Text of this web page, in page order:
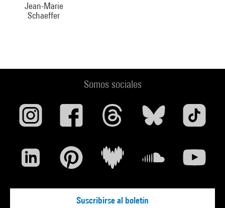
Jean-Marie
Schaeffer
Somos sociales
Suscribirse al boletín